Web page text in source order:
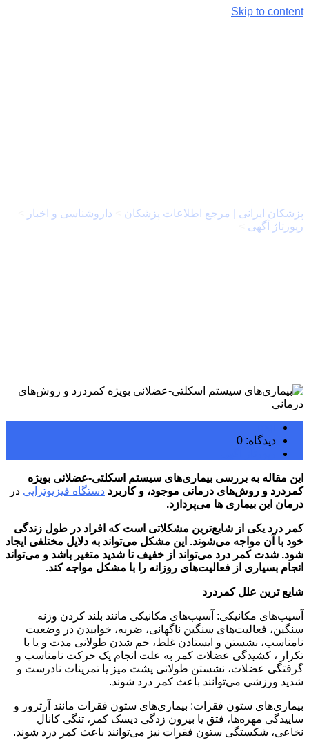
Skip to content
پزشکان ایرانی | مرجع اطلاعات پزشکان داروشناسی و اخبار
رپورتاژ آگهی
دیدگاه: 0
این مقاله به بررسی بیماریهای سیستم اسکلتی-عضلانی بویژه
کمردرد و روشهای درمانی موجود، و کاربرد دستگاه فیزیوتراپی در
درمان این بیماری ها میپردازد.
کمر درد یکی از شایع‌ترین مشکلاتی است که افراد در طول زندگی
خود با آن مواجه میشوند. این مشکل میتواند به دلایل مختلفی ایجاد
شود. شدت کمر درد میتواند از خفیف تا شدید متغیر باشد و میتواند
انجام بسیاری از فعالیتهای روزانه را با مشکل مواجه کند.
شایع ترین علل کمردرد
آسیب‌های مکانیکی: آسیب‌های مکانیکی مانند بلند کردن وزنه
سنگین، فعالیت‌های سنگین ناگهانی، ضربه، خوابیدن در وضعیت
نامناسب، نشستن و ایستادن غلط، خم شدن طولانی مدت و یا با
تکرار ، کشیدگی عضلات کمر به علت انجام یک حرکت نامناسب و
گرفتگی عضلات، نشستن طولانی پشت میز یا تمرینات نادرست و
شدید ورزشی می‌توانند باعث کمر درد شوند.
بیماری‌های ستون فقرات: بیماری‌های ستون فقرات مانند آرتروز و
ساییدگی مهره‌ها، فتق یا بیرون زدگی دیسک کمر، تنگی کانال
نخاعی، شکستگی ستون فقرات نیز می‌توانند باعث کمر درد شوند.